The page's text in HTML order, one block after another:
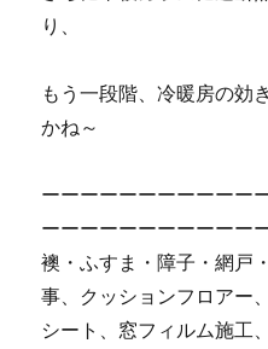
り、
もう一段階、冷暖房の効
かね～
ーーーーーーーーーーー
ーーーーーーーーーーー
襖・ふすま・障子・網戸
事、クッションフロアー
シート、窓フィルム施工